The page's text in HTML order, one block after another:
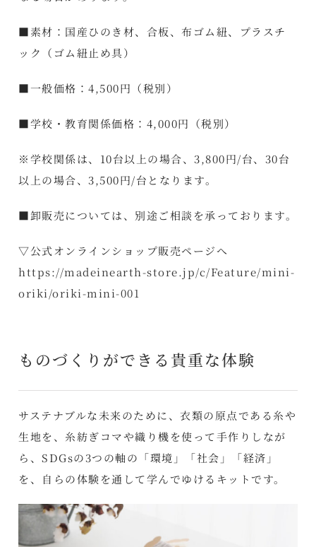
■素材：国産ひのき材、合板、布ゴム紐、プラスチ
ック（ゴム紐止め具）
■一般価格：4,500円（税別）
■学校・教育関係価格：4,000円（税別）
※学校関係は、10台以上の場合、3,800円/台、30台
以上の場合、3,500円/台となります。
■卸販売については、別途ご相談を承っております。
▽公式オンラインショップ販売ページへ
https://madeinearth-store.jp/c/Feature/mini-
oriki/oriki-mini-001
ものづくりができる貴重な体験
サステナブルな未来のために、衣類の原点である糸や
生地を、糸紡ぎコマや織り機を使って手作りしなが
ら、SDGsの3つの軸の「環境」「社会」「経済」
を、自らの体験を通して学んでゆけるキットです。